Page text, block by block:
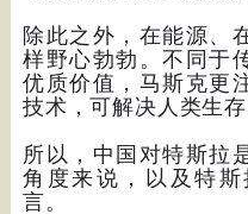
除此之外，在能源、
样野心勃勃。不同于
优质价值，马斯克更
技术，可解决人类生
所以，中国对特斯拉
角度来说，以及特
言。